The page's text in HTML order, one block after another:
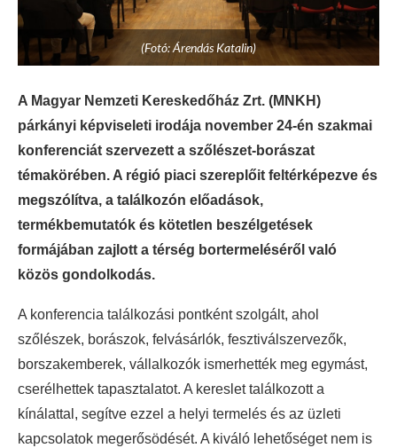
(Fotó: Árendás Katalin)
A Magyar Nemzeti Kereskedőház Zrt. (MNKH)
párkányi képviseleti irodája november 24-én szakmai
konferenciát szervezett a szőlészet-borászat
témakörében. A régió piaci szereplőit feltérképezve és
megszólítva, a találkozón előadások,
termékbemutatók és kötetlen beszélgetések
formájában zajlott a térség bortermeléséről való
közös gondolkodás.
A konferencia találkozási pontként szolgált, ahol
szőlészek, borászok, felvásárlók, fesztiválszervezők,
borszakemberek, vállalkozók ismerhették meg egymást,
cserélhettek tapasztalatot. A kereslet találkozott a
kínálattal, segítve ezzel a helyi termelés és az üzleti
kapcsolatok megerősödését. A kiváló lehetőséget nem is